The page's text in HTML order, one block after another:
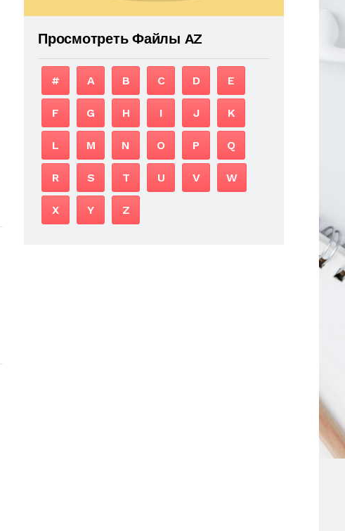
Просмотреть Файлы AZ
# A B C D E
F G H I J K
L M N O P Q
R S T U V W
X Y Z